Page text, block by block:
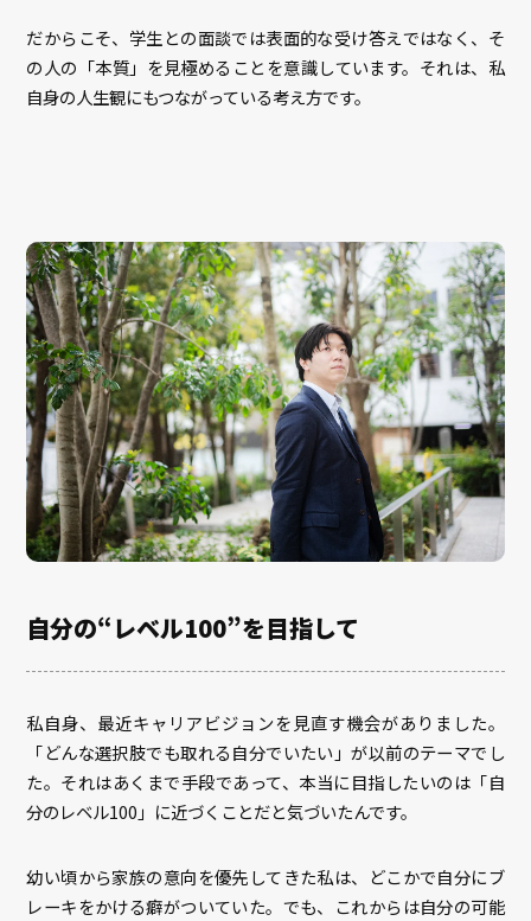
だからこそ、学生との面談では表面的な受け答えではなく、そ
の人の「本質」を見極めることを意識しています。それは、私
自身の人生観にもつながっている考え方です。
自分の“レベル100”を目指して
私自身、最近キャリアビジョンを見直す機会がありました。
「どんな選択肢でも取れる自分でいたい」が以前のテーマでし
た。それはあくまで手段であって、本当に目指したいのは「自
分のレベル100」に近づくことだと気づいたんです。
幼い頃から家族の意向を優先してきた私は、どこかで自分にブ
レーキをかける癖がついていた。でも、これからは自分の可能